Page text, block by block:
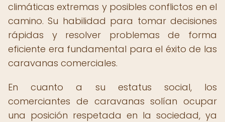
climáticas extremas y posibles conflictos en el
camino. Su habilidad para tomar decisiones
rápidas y resolver problemas de forma
eficiente era fundamental para el éxito de las
caravanas comerciales.
En cuanto a su estatus social, los
comerciantes de caravanas solían ocupar
una posición respetada en la sociedad, ya